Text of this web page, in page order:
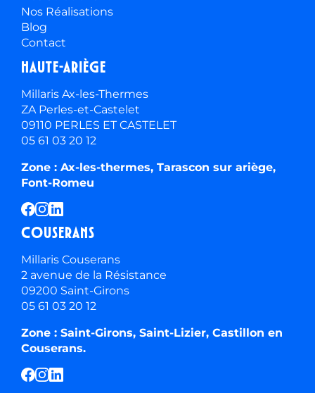
Nos Réalisations
Blog
Contact
Haute-ariège
Millaris Ax-les-Thermes
ZA Perles-et-Castelet
09110 PERLES ET CASTELET
05 61 03 20 12
Zone : Ax-les-thermes, Tarascon sur ariège,
Font-Romeu
Couserans
Millaris Couserans
2 avenue de la Résistance
09200 Saint-Girons
05 61 03 20 12
Zone : Saint-Girons, Saint-Lizier, Castillon en
Couserans.